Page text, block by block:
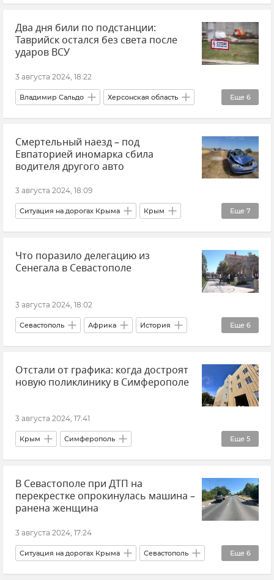
Крушение пассажирского поезда "Казань-Адлер" в Волгоградской области
Украина Владимир Зеленский
Атаки ВСУ на Крым
Топ новостей недели Севастополь
Два дня били по подстанции:
Таврийск остался без света после
ударов ВСУ
3 августа 2024, 18:22
Еще 6
Владимир Сальдо Херсонская область
Происшествия Обстрелы ВСУ
ВСУ (Вооруженные силы Украины)
Таврийск Новости
Смертельный наезд – под
Евпаторией иномарка сбила
водителя другого авто
3 августа 2024, 18:09
Еще 7
Ситуация на дорогах Крыма Крым
Сакский район Происшествия ДТП
Ситуация на дорогах Крыма и хроника ДТП
Что поразило делегацию из
Сенегала в Севастополе
3 августа 2024, 18:02
Еще 6
Севастополь Африка История
Культура Народная дипломатия
Общество В мире Новости Крыма
Новый Херсонес
Отстали от графика: когда достроят
новую поликлинику в Симферополе
3 августа 2024, 17:41
Еще 5
Крым Симферополь
Здравоохранение в Крыму и Севастополе
Нацпроект "Здравоохранение"
Юрий Гоцанюк Новости Крыма
В Севастополе при ДТП на
перекрестке опрокинулась машина –
ранена женщина
3 августа 2024, 17:24
Еще 6
Ситуация на дорогах Крыма Севастополь
ДТП